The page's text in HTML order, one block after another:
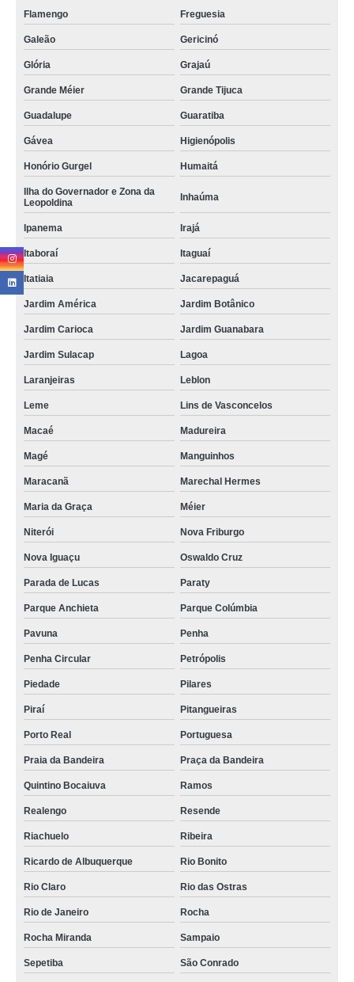
Flamengo Freguesia
Galeão Gericinó
Glória Grajaú
Grande Méier Grande Tijuca
Guadalupe Guaratiba
Gávea Higienópolis
Honório Gurgel Humaitá
Ilha do Governador e Zona da
Leopoldina
Inhaúma
Ipanema Irajá
Itaboraí Itaguaí
Itatiaia Jacarepaguá
Jardim América Jardim Botânico
Jardim Carioca Jardim Guanabara
Jardim Sulacap Lagoa
Laranjeiras Leblon
Leme Lins de Vasconcelos
Macaé Madureira
Magé Manguinhos
Maracanã Marechal Hermes
Maria da Graça Méier
Niterói Nova Friburgo
Nova Iguaçu Oswaldo Cruz
Parada de Lucas Paraty
Parque Anchieta Parque Colúmbia
Pavuna Penha
Penha Circular Petrópolis
Piedade Pilares
Piraí Pitangueiras
Porto Real Portuguesa
Praia da Bandeira Praça da Bandeira
Quintino Bocaiuva Ramos
Realengo Resende
Riachuelo Ribeira
Ricardo de Albuquerque Rio Bonito
Rio Claro Rio das Ostras
Rio de Janeiro Rocha
Rocha Miranda Sampaio
Sepetiba São Conrado